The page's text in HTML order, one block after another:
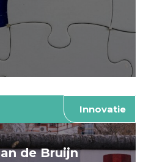
Innovatie
de Bruijn